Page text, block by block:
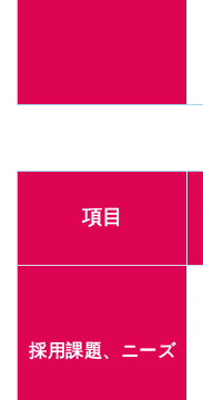
項目
採用課題、ニーズ